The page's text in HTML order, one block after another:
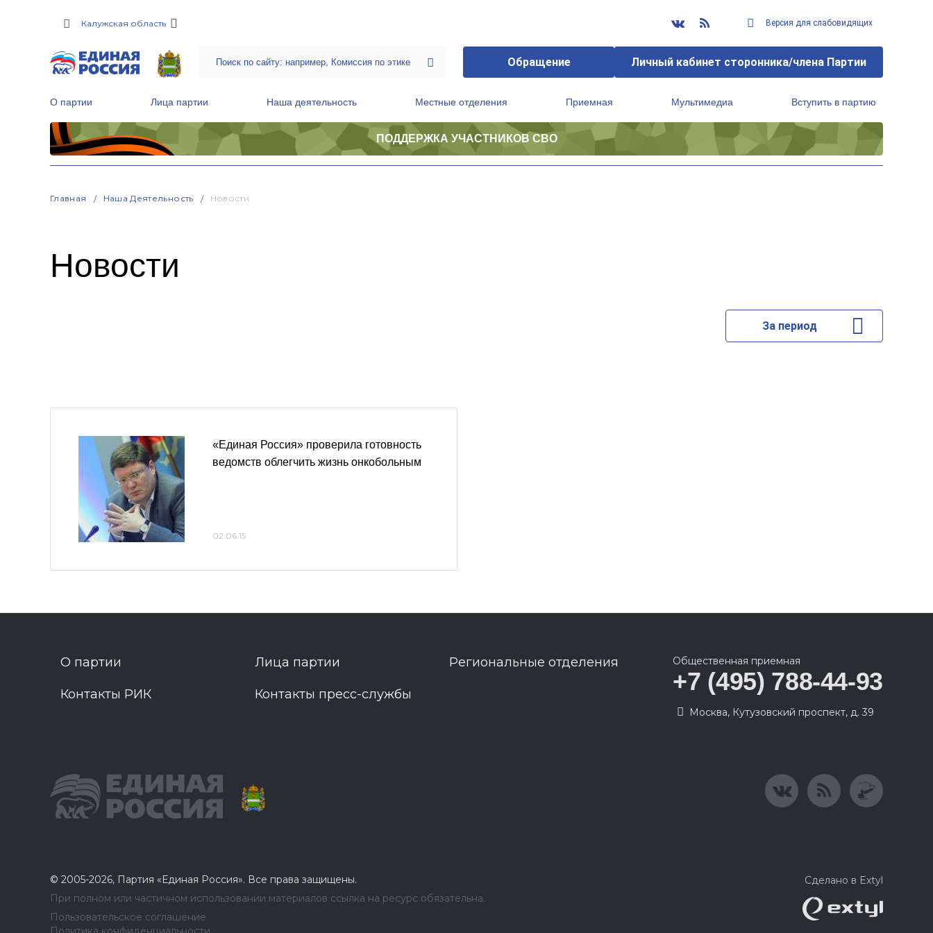
Калужская область Версия для слабовидящих
Обращение Личный кабинет сторонника/члена Партии
О партии Лица партии Наша деятельность Местные отделения Приемная Мультимедиа Вступить в партию
ПОДДЕРЖКА УЧАСТНИКОВ СВО
Главная Наша Деятельность Новости
Новости
За период
«Единая Россия» проверила готовность
ведомств облегчить жизнь онкобольным
02.06.15
О партии Лица партии Региональные отделения
Контакты РИК Контакты пресс-службы
Общественная приемная
+7 (495) 788-44-93
Москва, Кутузовский проспект, д. 39
© 2005-2026, Партия «Единая Россия». Все права защищены.
При полном или частичном использовании материалов ссылка на ресурс обязательна.
Пользовательское соглашение
Сделано в Extyl